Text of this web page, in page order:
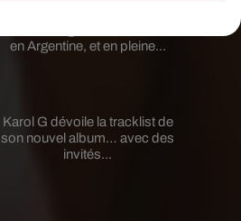
en Argentine, et en pleine...
Karol G dévoile la tracklist de
son nouvel album… avec des
invités...